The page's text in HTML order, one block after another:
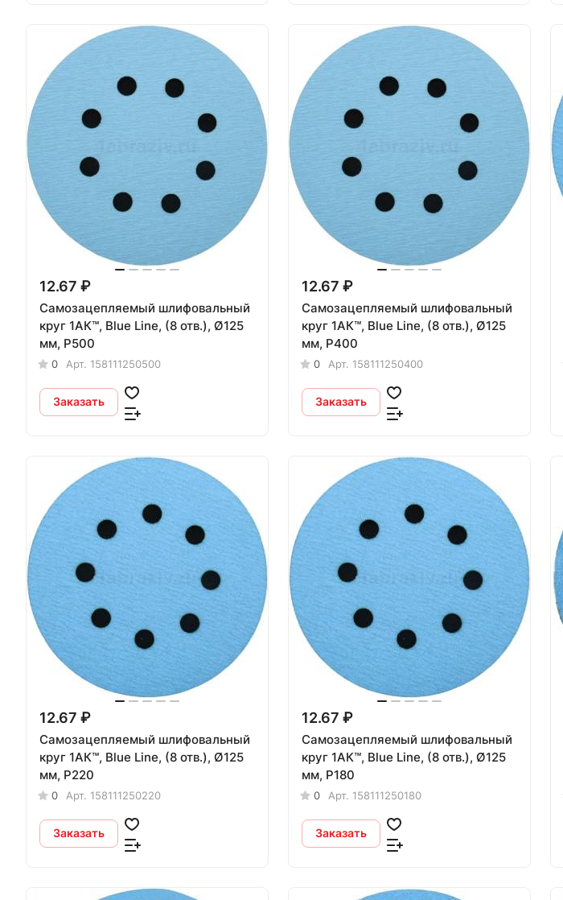
12.67 ₽
Самозацепляемый шлифовальный
круг 1АК™, Blue Line, (8 отв.), Ø125
мм, Р500
0 Арт. 158111250500
Заказать
12.67 ₽
Самозацепляемый шлифовальный
круг 1АК™, Blue Line, (8 отв.), Ø125
мм, Р400
0 Арт. 158111250400
Заказать
12.67 ₽
Самозацепляемый шлифовальный
круг 1АК™, Blue Line, (8 отв.), Ø125
мм, Р220
0 Арт. 158111250220
Заказать
12.67 ₽
Самозацепляемый шлифовальный
круг 1АК™, Blue Line, (8 отв.), Ø125
мм, Р180
0 Арт. 158111250180
Заказать